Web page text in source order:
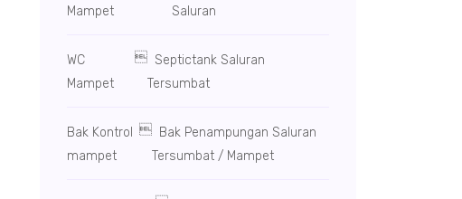
Mampet
Saluran
WC
Mampet
 Septictank Saluran
Tersumbat
Bak Kontrol
mampet
 Bak Penampungan Saluran
Tersumbat / Mampet